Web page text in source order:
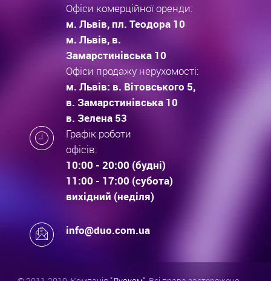
Офіси комерційної оренди:
м. Львів, пл. Теодора 10
м. Львів, в.
Замарстинівська 10
Офіси продажу нерухомості:
м. Львів: в. Вітовського 5,
в. Замарстинівська 10
в. Зелена 53
Графік роботи
офісів:
10:00 - 20:00 (будні)
11:00 - 17:00 (субота)
вихідний (неділя)
info@duo.com.ua